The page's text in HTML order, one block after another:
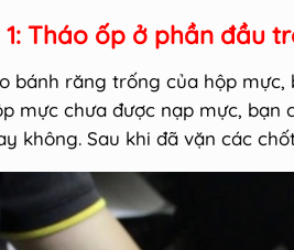
1: Tháo ốp ở phần đầu
bánh răng trống của hộp mực,
mực chưa được nạp mực,
không. Sau khi đã vặn các